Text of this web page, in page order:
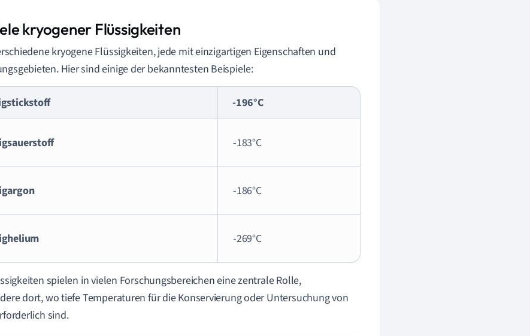
kryogener Flüssigkeiten
kryogene Flüssigkeiten, jede mit einzigartigen Eigenschaften und
Hier sind einige der bekanntesten Beispiele:
-196°C
-183°C
-186°C
-269°C
spielen in vielen Forschungsbereichen eine zentrale Rolle,
dort, wo tiefe Temperaturen für die Konservierung oder Untersuchung von
sind.